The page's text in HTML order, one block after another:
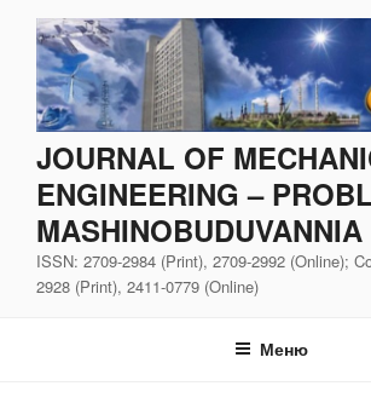
Перейти
вмісту
JOURNAL OF
ENGINEERING –
MASHINOBUDUVANNIA
ISSN: 2709-2984 (Print), 2709-2992 (Online);
2928 (Print), 2411-0779 (Online)
Меню